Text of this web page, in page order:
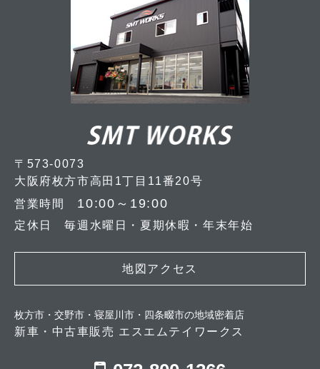
〒573-0073
大阪府枚方市高田1丁目11番20号
営業時間 10:00～19:00
定休日 毎週水曜日・夏期休暇・年末年始
地図アクセス
枚方市・交野市・寝屋川市・四条畷市の地域密着店
新車・中古車販売 エスエムテイワークス